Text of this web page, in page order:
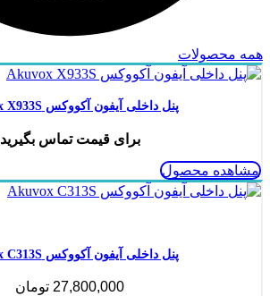
همه محصولات
پنل داخلی آیفون آکووکس Akuvox X933S
برای قیمت تماس بگیرید
مشاهده محصول
پنل داخلی آیفون آکووکس Akuvox C313S
27,800,000 تومان